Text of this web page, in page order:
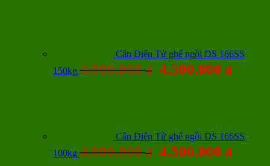
Cân Điện Tử ghế ngồi DS 166SS
150kg 4.900.000đ 4.500.000 đ
Cân Điện Tử ghế ngồi DS 166SS
100kg 4.900.000đ 4.500.000 đ